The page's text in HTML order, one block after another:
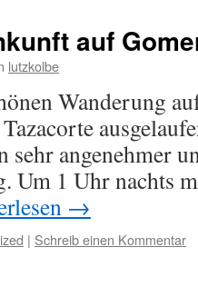
auf
lutzkolbe
Wanderung
sehr angenehmer
Um 1 Uhr nachts
→
| Schreib einen Kommentar